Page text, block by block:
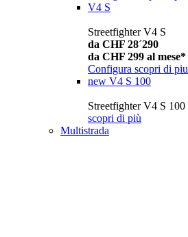
V4 S
Streetfighter V4 S
da CHF 28´290
da CHF 299 al mese*
Configura scopri di piu
new V4 S 100
Streetfighter V4 S 100
scopri di più
Multistrada